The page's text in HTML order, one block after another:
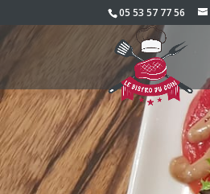
05 53 57 77 56